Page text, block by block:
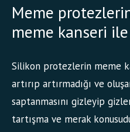
Meme
meme kanseri
Silikon protezlerin meme
artırıp artırmadığı ve
saptanmasını gizleyip
tartışma ve merak